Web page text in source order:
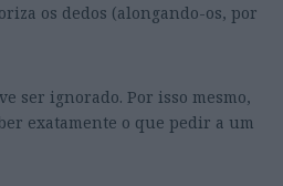
os dedos (alongando-os, por
ser ignorado. Por isso mesmo,
exatamente o que pedir a um